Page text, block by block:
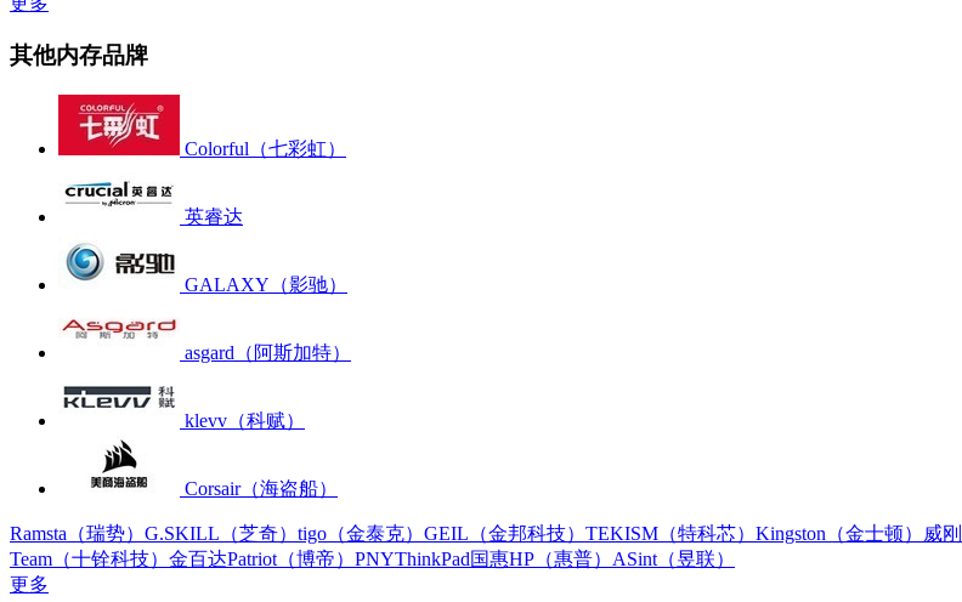
其他内存品牌
Colorful（七彩虹）
英睿达
GALAXY（影驰）
asgard（阿斯加特）
klevv（科赋）
Corsair（海盗船）
Ramsta（瑞势） G.SKILL（芝奇） tigo（金泰克） GEIL（金邦科技） TEKISM（特科芯） Kingston（金士顿） 威刚
Team（十铨科技） 金百达Patriot（博帝） PNYThinkPad国惠HP（惠普） ASint（昱联）
更多